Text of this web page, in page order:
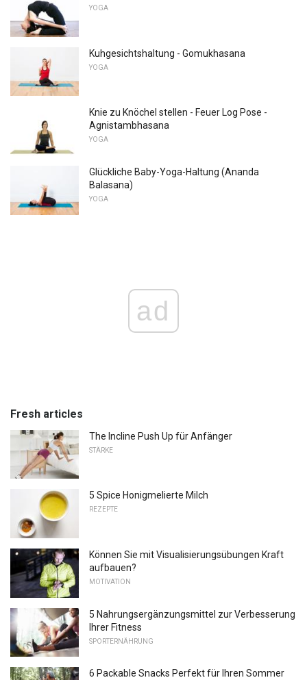
YOGA
Kuhgesichtshaltung - Gomukhasana
YOGA
Knie zu Knöchel stellen - Feuer Log Pose -
Agnistambhasana
YOGA
Glückliche Baby-Yoga-Haltung (Ananda
Balasana)
YOGA
ad
Fresh articles
The Incline Push Up für Anfänger
STÄRKE
5 Spice Honigmelierte Milch
REZEPTE
Können Sie mit Visualisierungsübungen Kraft
aufbauen?
MOTIVATION
5 Nahrungsergänzungsmittel zur Verbesserung
Ihrer Fitness
SPORTERNÄHRUNG
6 Packable Snacks Perfekt für Ihren Sommer